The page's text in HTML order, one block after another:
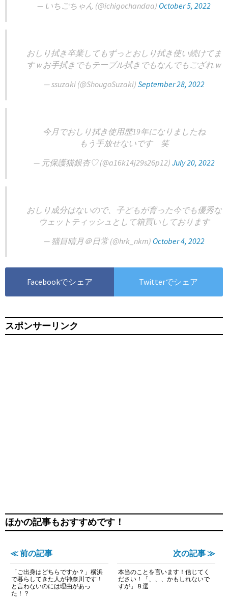
— いちごちゃん (@ichigochandaa) October 5, 2022
おしり拭き卒業してもずっとおしり拭き使い続けてま
すｗお手拭きでもテーブル拭きでもなんでもござれｗ
— ssuzaki (@ShougoSuzaki) September 28, 2022
今月でおしり拭き使用歴19年になりましたね
もう手放せないです 笑
— 元保護猫銀杏♡ (@a16k14j29s26p12) July 20, 2022
おしり成分はないので、子どもが育った今でも優秀な
ウェットティッシュとして箱買いしております
— 猫目晴月＠日常 (@hrk_nkm) October 4, 2022
Facebookでシェア Twitterでシェア
スポンサーリンク
ほかの記事もおすすめです！
≪ 前の記事
「ご出身はどちらですか？」横浜
で暮らしてきた人が神奈川です！
と言わないのには理由があっ
た！？
次の記事 ≫
本当のことを言います！信じてく
ださい！「、、、かもしれないで
すが」８選